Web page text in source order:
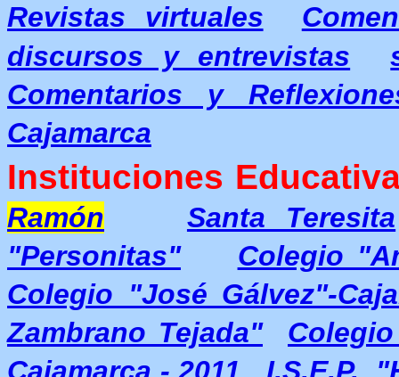
Revistas virtuales
discursos y entrevistas
Comentarios y
Cajamarca
Instituciones
Ramón
Santa Teresita
"Personitas"
Colegio
Colegio "José Gálvez"-
Zambrano Tejada"